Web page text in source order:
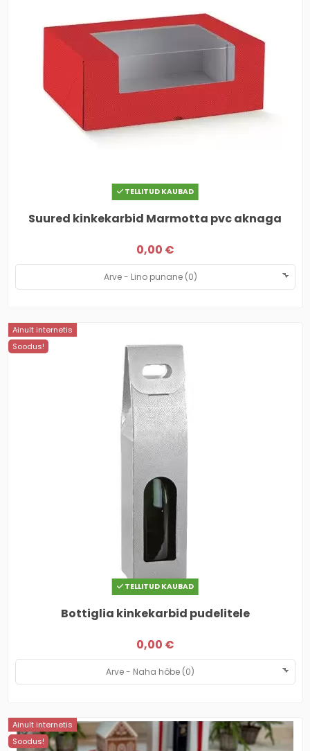
TELLITUD KAUBAD
Suured kinkekarbid Marmotta pvc aknaga
0,00 €
Ainult internetis
Soodus!
TELLITUD KAUBAD
Bottiglia kinkekarbid pudelitele
0,00 €
Ainult internetis
Soodus!